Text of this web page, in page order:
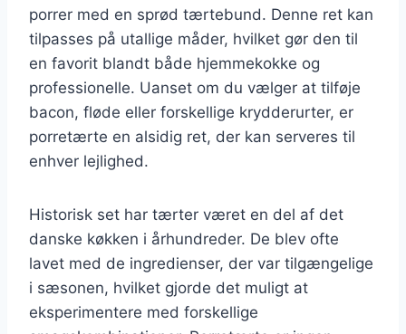
porrer med en sprød tærtebund. Denne ret kan
tilpasses på utallige måder, hvilket gør den til
en favorit blandt både hjemmekokke og
professionelle. Uanset om du vælger at tilføje
bacon, fløde eller forskellige krydderurter, er
porretærte en alsidig ret, der kan serveres til
enhver lejlighed.
Historisk set har tærter været en del af det
danske køkken i århundreder. De blev ofte
lavet med de ingredienser, der var tilgængelige
i sæsonen, hvilket gjorde det muligt at
eksperimentere med forskellige